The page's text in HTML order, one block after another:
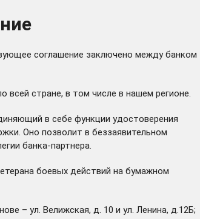
соглашение заключено между банком
стране, в том числе в нашем регионе.
в себе функции удостоверения
Оно позволит в беззаявительном
банка-партнера.
боевых действий на бумажном
– ул. Велижская, д. 10 и ул. Ленина, д.12Б;